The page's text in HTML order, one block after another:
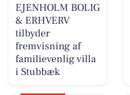
EJENHOLM BOLIG
& ERHVERV
tilbyder
fremvisning af
familievenlig villa
i Stubbæk